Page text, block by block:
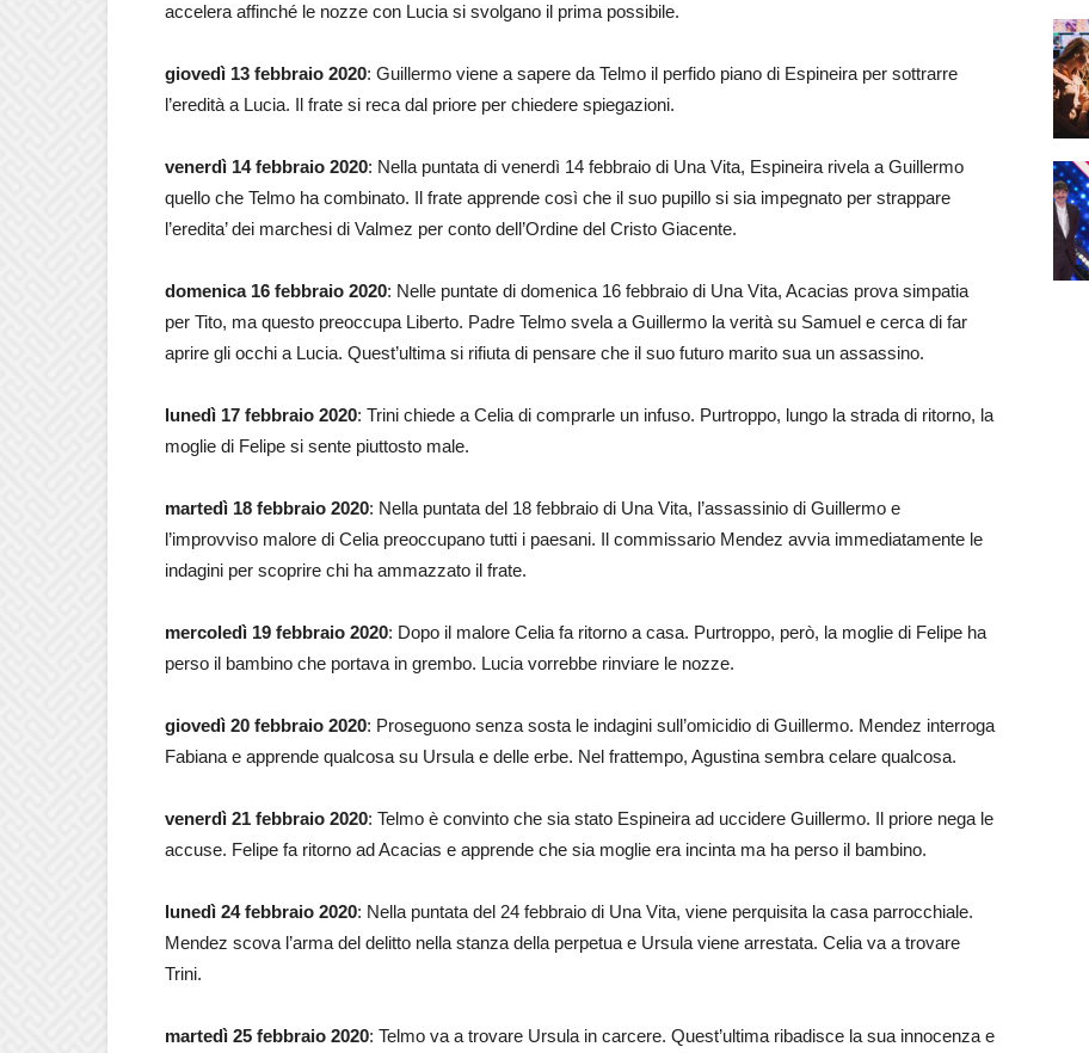
accelera affinché le nozze con Lucia si svolgano il prima possibile.
giovedì 13 febbraio 2020: Guillermo viene a sapere da Telmo il perfido piano di Espineira per sottrarre
l’eredità a Lucia. Il frate si reca dal priore per chiedere spiegazioni.
venerdì 14 febbraio 2020: Nella puntata di venerdì 14 febbraio di Una Vita, Espineira rivela a Guillermo
quello che Telmo ha combinato. Il frate apprende così che il suo pupillo si sia impegnato per strappare
l’eredita’ dei marchesi di Valmez per conto dell’Ordine del Cristo Giacente.
domenica 16 febbraio 2020: Nelle puntate di domenica 16 febbraio di Una Vita, Acacias prova simpatia
per Tito, ma questo preoccupa Liberto. Padre Telmo svela a Guillermo la verità su Samuel e cerca di far
aprire gli occhi a Lucia. Quest’ultima si rifiuta di pensare che il suo futuro marito sua un assassino.
lunedì 17 febbraio 2020: Trini chiede a Celia di comprarle un infuso. Purtroppo, lungo la strada di ritorno, la
moglie di Felipe si sente piuttosto male.
martedì 18 febbraio 2020: Nella puntata del 18 febbraio di Una Vita, l’assassinio di Guillermo e
l’improvviso malore di Celia preoccupano tutti i paesani. Il commissario Mendez avvia immediatamente le
indagini per scoprire chi ha ammazzato il frate.
mercoledì 19 febbraio 2020: Dopo il malore Celia fa ritorno a casa. Purtroppo, però, la moglie di Felipe ha
perso il bambino che portava in grembo. Lucia vorrebbe rinviare le nozze.
giovedì 20 febbraio 2020: Proseguono senza sosta le indagini sull’omicidio di Guillermo. Mendez interroga
Fabiana e apprende qualcosa su Ursula e delle erbe. Nel frattempo, Agustina sembra celare qualcosa.
venerdì 21 febbraio 2020: Telmo è convinto che sia stato Espineira ad uccidere Guillermo. Il priore nega le
accuse. Felipe fa ritorno ad Acacias e apprende che sia moglie era incinta ma ha perso il bambino.
lunedì 24 febbraio 2020: Nella puntata del 24 febbraio di Una Vita, viene perquisita la casa parrocchiale.
Mendez scova l’arma del delitto nella stanza della perpetua e Ursula viene arrestata. Celia va a trovare
Trini.
martedì 25 febbraio 2020: Telmo va a trovare Ursula in carcere. Quest’ultima ribadisce la sua innocenza e